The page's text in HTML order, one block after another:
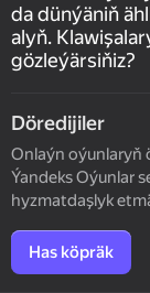
da dünýäniň
alyň.
gözleýärsiňiz?
Döredijiler
Onlaýn oýunlaryň
Ýandeks Oýunlar
hyzmatdaşlyk
Has köpräk